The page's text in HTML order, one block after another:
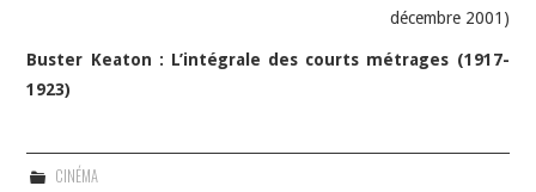
décembre 2001)
Buster Keaton : L’intégrale des courts métrages (1917-
1923)
CINÉMA